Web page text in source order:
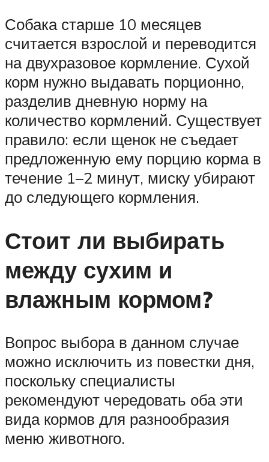
Собака старше 10 месяцев
считается взрослой и переводится
на двухразовое кормление. Сухой
корм нужно выдавать порционно,
разделив дневную норму на
количество кормлений. Существует
правило: если щенок не съедает
предложенную ему порцию корма в
течение 1–2 минут, миску убирают
до следующего кормления.
Стоит ли выбирать
между сухим и
влажным кормом?
Вопрос выбора в данном случае
можно исключить из повестки дня,
поскольку специалисты
рекомендуют чередовать оба эти
вида кормов для разнообразия
меню животного.